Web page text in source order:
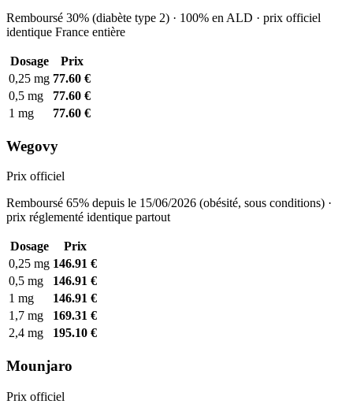
Remboursé 30% (diabète type 2) · 100% en ALD · prix officiel
identique France entière
Dosage
Prix
0,25 mg 77.60 €
0,5 mg
77.60 €
1 mg
77.60 €
Wegovy
Prix officiel
Remboursé 65% depuis le 15/06/2026 (obésité, sous conditions) ·
prix réglementé identique partout
Dosage
Prix
0,25 mg 146.91 €
0,5 mg
146.91 €
1 mg
146.91 €
1,7 mg
169.31 €
2,4 mg
195.10 €
Mounjaro
Prix officiel